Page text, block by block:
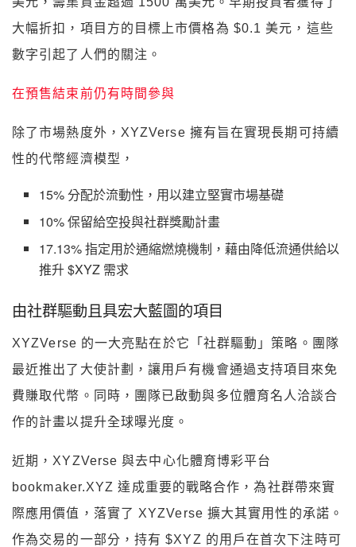
大幅折扣，項目方的目標上市價格為 $0.1 美元，這些
數字引起了人們的關注。
在預售結束前仍有時間參與
除了市場熱度外，XYZVerse 擁有旨在實現長期可持續
性的代幣經濟模型，
15% 分配於流動性，用以建立堅實市場基礎
10% 保留給空投與社群獎勵計畫
17.13% 指定用於通縮燃燒機制，藉由降低流通供給以
推升 $XYZ 需求
由社群驅動且具宏大藍圖的項目
XYZVerse 的一大亮點在於它「社群驅動」策略。團隊
最近推出了大使計劃，讓用戶有機會通過支持項目來免
費賺取代幣。同時，團隊已啟動與多位體育名人洽談合
作的計畫以提升全球曝光度。
近期，XYZVerse 與去中心化體育博彩平台
bookmaker.XYZ 達成重要的戰略合作，為社群帶來實
際應用價值，落實了 XYZVerse 擴大其實用性的承諾。
作為交易的一部分，持有 $XYZ 的用戶在首次下注時可